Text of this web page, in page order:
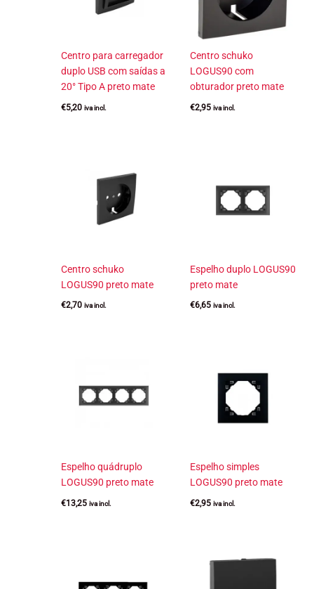
Centro para carregador
duplo USB com saídas a
20° Tipo A preto mate
€5,20 iva incl.
Centro schuko
LOGUS90 com
obturador preto mate
€2,95 iva incl.
Centro schuko
LOGUS90 preto mate
€2,70 iva incl.
Espelho duplo LOGUS90
preto mate
€6,65 iva incl.
Espelho quádruplo
LOGUS90 preto mate
€13,25 iva incl.
Espelho simples
LOGUS90 preto mate
€2,95 iva incl.